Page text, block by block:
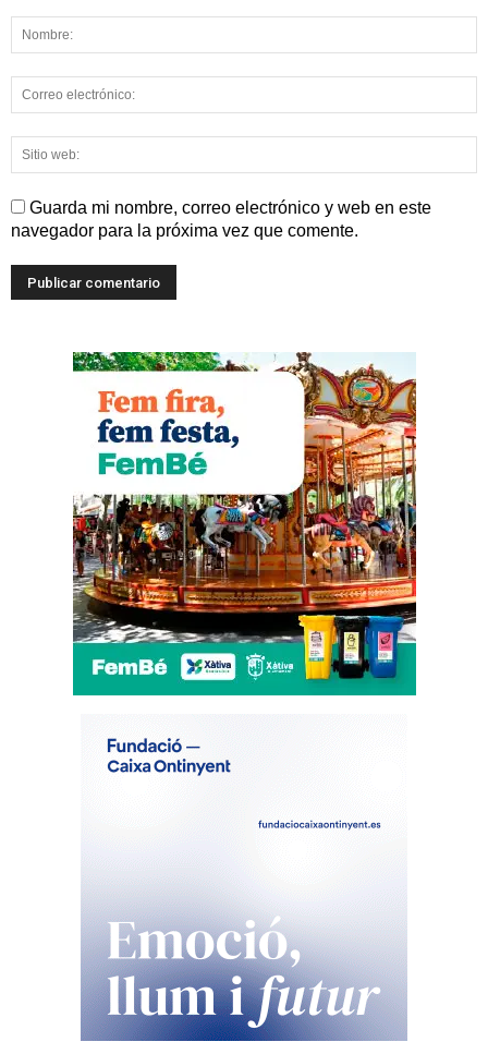
Guarda mi nombre, correo electrónico y web en este
navegador para la próxima vez que comente.